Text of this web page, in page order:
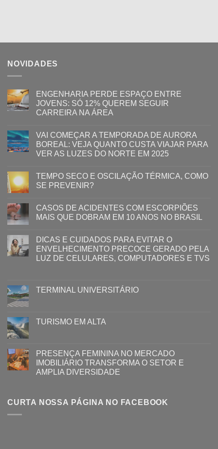
NOVIDADES
ENGENHARIA PERDE ESPAÇO ENTRE
JOVENS: SÓ 12% QUEREM SEGUIR
CARREIRA NA ÁREA
VAI COMEÇAR A TEMPORADA DE AURORA
BOREAL: VEJA QUANTO CUSTA VIAJAR PARA
VER AS LUZES DO NORTE EM 2025
TEMPO SECO E OSCILAÇÃO TÉRMICA, COMO
SE PREVENIR?
CASOS DE ACIDENTES COM ESCORPIÕES
MAIS QUE DOBRAM EM 10 ANOS NO BRASIL
DICAS E CUIDADOS PARA EVITAR O
ENVELHECIMENTO PRECOCE GERADO PELA
LUZ ​DE CELULARES, COMPUTADORES E TVS​​
TERMINAL UNIVERSITÁRIO
TURISMO EM ALTA
PRESENÇA FEMININA NO MERCADO
IMOBILIÁRIO TRANSFORMA O SETOR E
AMPLIA DIVERSIDADE
CURTA NOSSA PÁGINA NO FACEBOOK